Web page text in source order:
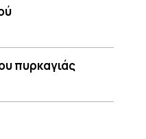
πυρκαγιάς